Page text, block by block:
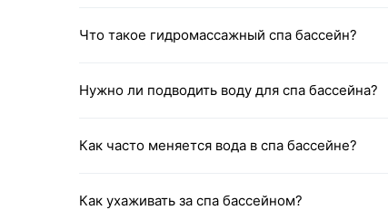
Что такое гидромассажный спа бассейн?
Нужно ли подводить воду для спа бассейна?
Как часто меняется вода в спа бассейне?
Как ухаживать за спа бассейном?